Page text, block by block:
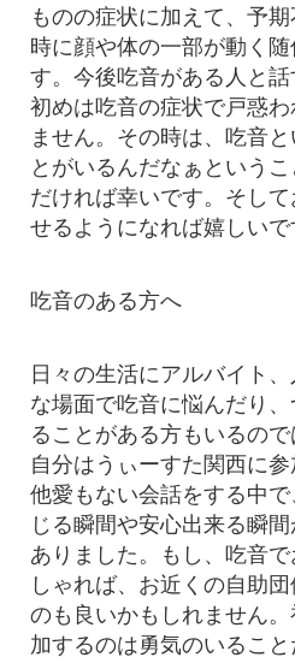
ものの症状に加えて、予
時に顔や体の一部が動く
す。今後吃音がある人と話
初めは吃音の症状で戸惑
ません。その時は、吃音
とがいるんだなぁという
だければ幸いです。そし
せるようになれば嬉しいで
吃音のある方へ
日々の生活にアルバイト
な場面で吃音に悩んだり
ることがある方もいるので
自分はうぃーすた関西に
他愛もない会話をする中
じる瞬間や安心出来る瞬間
ありました。もし、吃音
しゃれば、お近くの自助
のも良いかもしれません
加するのは勇気のいるこ